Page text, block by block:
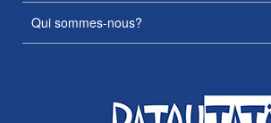
Qui sommes-nous?